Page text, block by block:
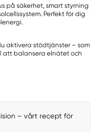
på säkerhet, smart styrning
Perfekt för dig
aktivera stödtjänster – som
att balansera elnätet och
– vårt recept för